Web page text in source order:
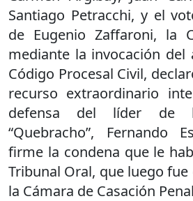
Santiago Petracchi, y el
de Eugenio Zaffaroni, la
mediante la invocación del
Código Procesal Civil,
recurso extraordinario
defensa del líder de
“Quebracho”, Fernando
firme la condena que le
Tribunal Oral, que luego
la Cámara de Casación